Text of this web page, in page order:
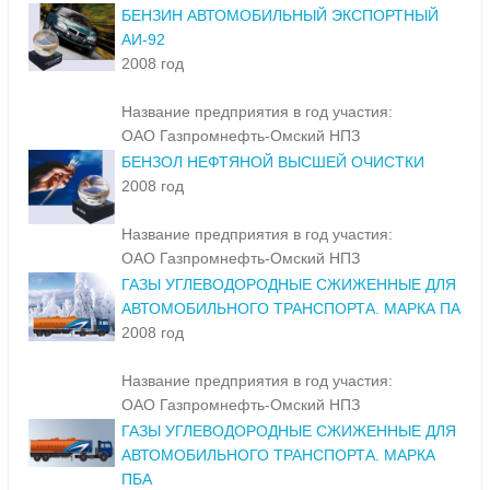
БЕНЗИН АВТОМОБИЛЬНЫЙ ЭКСПОРТНЫЙ
АИ-92
2008 год
Название предприятия в год участия:
ОАО Газпромнефть-Омский НПЗ
БЕНЗОЛ НЕФТЯНОЙ ВЫСШЕЙ ОЧИСТКИ
2008 год
Название предприятия в год участия:
ОАО Газпромнефть-Омский НПЗ
ГАЗЫ УГЛЕВОДОРОДНЫЕ СЖИЖЕННЫЕ ДЛЯ
АВТОМОБИЛЬНОГО ТРАНСПОРТА. МАРКА ПА
2008 год
Название предприятия в год участия:
ОАО Газпромнефть-Омский НПЗ
ГАЗЫ УГЛЕВОДОРОДНЫЕ СЖИЖЕННЫЕ ДЛЯ
АВТОМОБИЛЬНОГО ТРАНСПОРТА. МАРКА
ПБА